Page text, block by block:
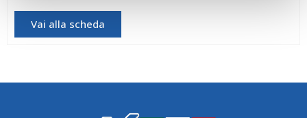
Vai alla scheda